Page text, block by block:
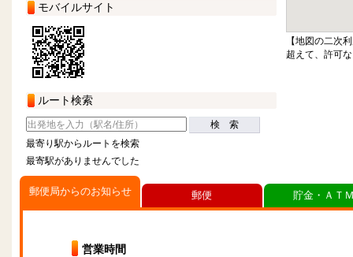
モバイルサイト
ルート検索
検 索
最寄り駅からルートを検索
最寄駅がありませんでした
【地図の二次
超えて、許可
郵便局からのお知らせ
営業時間
郵便 貯金・ＡＴ